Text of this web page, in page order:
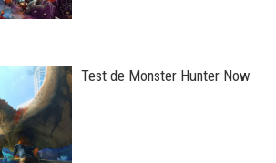
Test de Monster Hunter Now